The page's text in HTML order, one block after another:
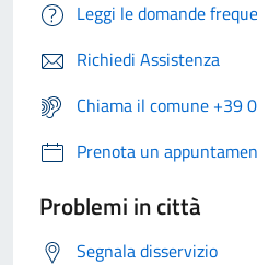
Leggi le domande
Richiedi Assistenza
Chiama il comune +39
Prenota un
Problemi in città
Segnala disservizio